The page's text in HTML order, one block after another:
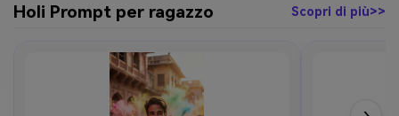
Holi Prompt per ragazzo Scopri di più>>